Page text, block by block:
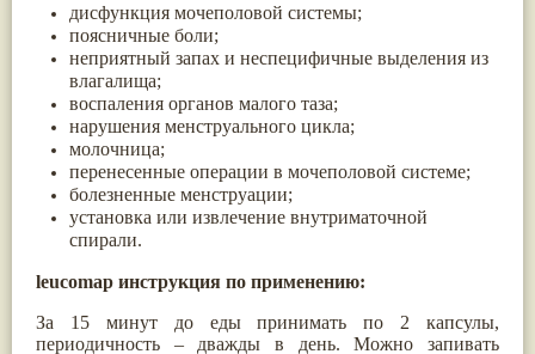
дисфункция мочеполовой системы;
поясничные боли;
неприятный запах и неспецифичные выделения из
влагалища;
воспаления органов малого таза;
нарушения менструального цикла;
молочница;
перенесенные операции в мочеполовой системе;
болезненные менструации;
установка или извлечение внутриматочной
спирали.
leucomap инструкция по применению:
За 15 минут до еды принимать по 2 капсулы,
периодичность – дважды в день. Можно запивать
Касторовое масло(8)
Кутаки(8)
Мята(8)